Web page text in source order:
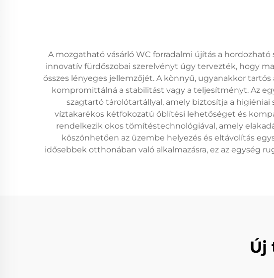
A mozgatható vásárló WC forradalmi újítás a
innovatív fürdőszobai szerelvényt úgy tervezték, hogy
összes lényeges jellemzőjét. A könnyű, ugyanakkor
kompromittálná a stabilitást vagy a teljesítményt. Az
szagtartó tárolótartállyal, amely biztosítja a
víztakarékos kétfokozatú öblítési lehetőséget és
rendelkezik okos tömítéstechnológiával, amely
köszönhetően az üzembe helyezés és eltávolítás
idősebbek otthonában való alkalmazásra, ez az egység
Új